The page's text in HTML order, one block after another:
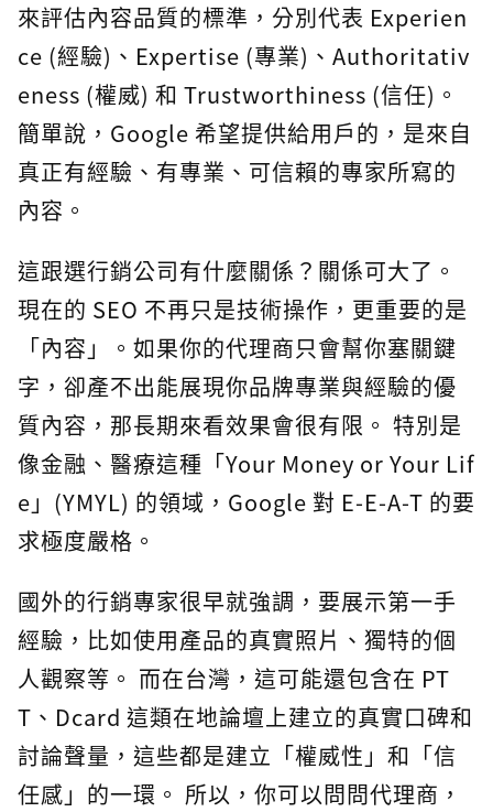
來評估內容品質的標準，分別代表 Experien
ce (經驗)、Expertise (專業)、Authoritativ
eness (權威) 和 Trustworthiness (信任)。
簡單說，Google 希望提供給用戶的，是來自
真正有經驗、有專業、可信賴的專家所寫的
內容。
這跟選行銷公司有什麼關係？關係可大了。
現在的 SEO 不再只是技術操作，更重要的是
「內容」。如果你的代理商只會幫你塞關鍵
字，卻產不出能展現你品牌專業與經驗的優
質內容，那長期來看效果會很有限。 特別是
像金融、醫療這種「Your Money or Your Lif
e」(YMYL) 的領域，Google 對 E-E-A-T 的要
求極度嚴格。
國外的行銷專家很早就強調，要展示第一手
經驗，比如使用產品的真實照片、獨特的個
人觀察等。 而在台灣，這可能還包含在 PT
T、Dcard 這類在地論壇上建立的真實口碑和
討論聲量，這些都是建立「權威性」和「信
任感」的一環。 所以，你可以問問代理商，